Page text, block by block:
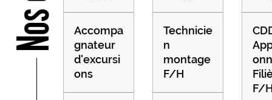
Accompa
gnateur
d'excursi
ons
Technicie
n
montage
F/H
F/